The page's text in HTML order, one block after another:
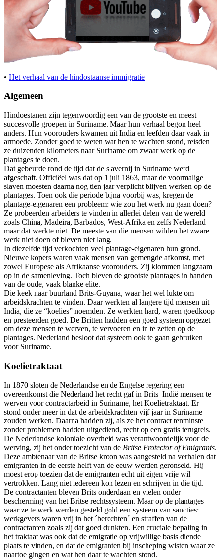
• Het verhaal van de hindostaanse immigratie
Algemeen
Hindoestanen zijn tegenwoordig een van de grootste en meest
succesvolle groepen in Suriname. Maar hun verhaal begon heel
anders. Hun voorouders kwamen uit India en leefden daar vaak in
armoede. Zonder goed te weten wat hen te wachten stond, reisden
ze duizenden kilometers naar Suriname om zwaar werk op de
plantages te doen.
Dat gebeurde rond de tijd dat de slavernij in Suriname werd
afgeschaft. Officiëel was dat op 1 juli 1863, maar de voormalige
slaven moesten daarna nog tien jaar verplicht blijven werken op de
plantages. Toen ook die periode bijna voorbij was, kregen de
plantage-eigenaren een probleem: wie zou het werk nu gaan doen?
Ze probeerden arbeiders te vinden in allerlei delen van de wereld –
zoals China, Madeira, Barbados, West-Afrika en zelfs Nederland –
maar dat werkte niet. De meeste van die mensen wilden het zware
werk niet doen of bleven niet lang.
In diezelfde tijd verkochten veel plantage-eigenaren hun grond.
Nieuwe kopers waren vaak mensen van gemengde afkomst, met
zowel Europese als Afrikaanse voorouders. Zij klommen langzaam
op in de samenleving. Toch bleven de grootste plantages in handen
van de oude, vaak blanke elite.
Die keek naar buurland Brits-Guyana, waar het wel lukte om
arbeidskrachten te vinden. Daar werkten al langere tijd mensen uit
India, die ze “koelies” noemden. Ze werkten hard, waren goedkoop
en presteerden goed. De Britten hadden een goed systeem opgezet
om deze mensen te werven, te vervoeren en in te zetten op de
plantages. Nederland besloot dat systeem ook te gaan gebruiken
voor Suriname.
Koelietraktaat
In 1870 sloten de Nederlandse en de Engelse regering een
overeenkomst die Nederland het recht gaf in Brits–Indië mensen te
werven voor contractarbeid in Suriname, het Koelietraktaat. Er
stond onder meer in dat de arbeidskrachten vijf jaar in Suriname
zouden werken. Daarna hadden zij, als ze het contract tenminste
zonder problemen hadden uitgediend, recht op een gratis terugreis.
De Nederlandse koloniale overheid was verantwoordelijk voor de
werving, zij het onder toezicht van de Britse Protector of Emigrants.
Deze ambtenaar van de Britse kroon was aangesteld na verhalen dat
emigranten in de eerste helft van de eeuw werden geronseld. Hij
moest erop toezien dat de emigranten echt uit eigen vrije wil
vertrokken. Lang niet iedereen kon lezen en schrijven in die tijd.
De contractanten bleven Brits onderdaan en vielen onder
bescherming van het Britse rechtssysteem. Maar op de plantages
waar ze te werk werden gesteld gold een systeem van sancties:
werkgevers waren vrij in het ´berechten´ en straffen van de
contractanten zoals zij dat goed dunkten. Een cruciale bepaling in
het traktaat was ook dat de emigratie op vrijwillige basis diende
plaats te vinden, en dat de emigranten bij inscheping wisten waar ze
naartoe gingen en wat hen daar te wachten stond.